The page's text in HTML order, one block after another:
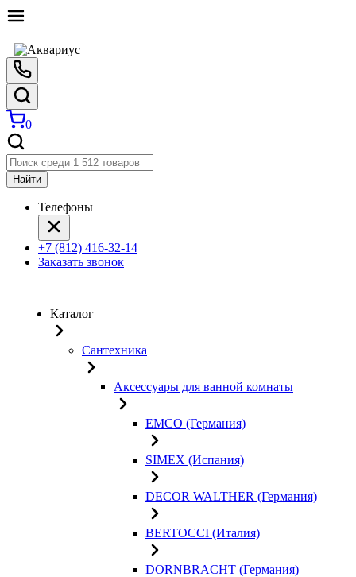
0
Найти
Телефоны
+7 (812) 416-32-14
Заказать звонок
Каталог
Сантехника
Аксессуары для ванной комнаты
EMCO (Германия)
SIMEX (Испания)
DECOR WALTHER (Германия)
BERTOCCI (Италия)
DORNBRACHT (Германия)